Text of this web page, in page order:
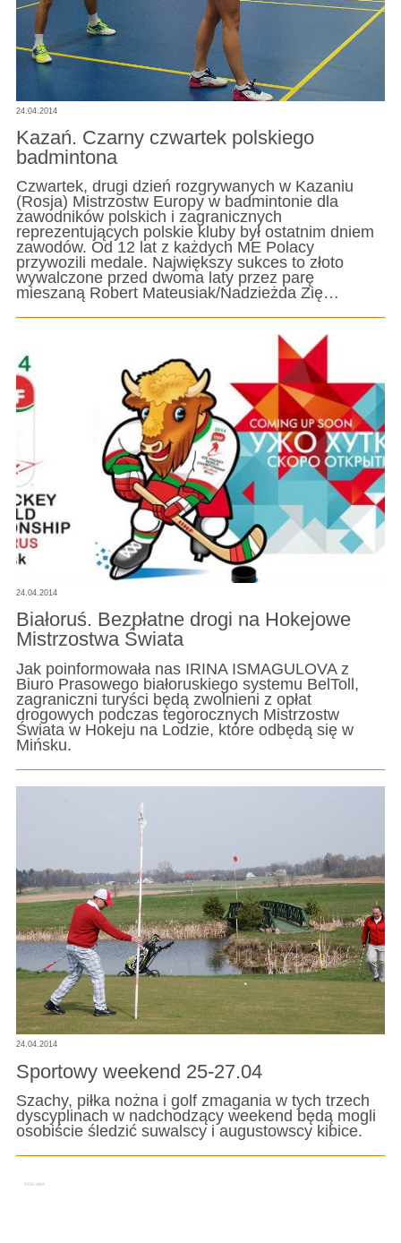
24.04.2014
Kazań. Czarny czwartek polskiego
badmintona
Czwartek, drugi dzień rozgrywanych w Kazaniu
(Rosja) Mistrzostw Europy w badmintonie dla
zawodników polskich i zagranicznych
reprezentujących polskie kluby był ostatnim dniem
zawodów. Od 12 lat z każdych ME Polacy
przywozili medale. Największy sukces to złoto
wywalczone przed dwoma laty przez parę
mieszaną Robert Mateusiak/Nadzieżda Zię…
24.04.2014
Białoruś. Bezpłatne drogi na Hokejowe
Mistrzostwa Świata
Jak poinformowała nas IRINA ISMAGULOVA z
Biuro Prasowego białoruskiego systemu BelToll,
zagraniczni turyści będą zwolnieni z opłat
drogowych podczas tegorocznych Mistrzostw
Świata w Hokeju na Lodzie, które odbędą się w
Mińsku.
24.04.2014
Sportowy weekend 25-27.04
Szachy, piłka nożna i golf zmagania w tych trzech
dyscyplinach w nadchodzący weekend będą mogli
osobiście śledzić suwalscy i augustowscy kibice.